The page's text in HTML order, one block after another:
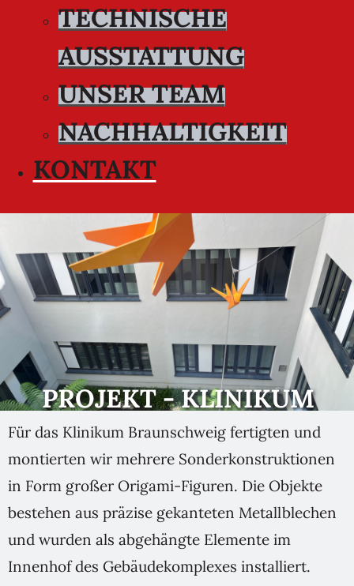
TECHNISCHE
AUSSTATTUNG
UNSER TEAM
NACHHALTIGKEIT
KONTAKT
PROJEKT - KLINIKUM
BRAUNSCHWEIG 2025
Für das Klinikum Braunschweig fertigten und
montierten wir mehrere Sonderkonstruktionen
in Form großer Origami-Figuren. Die Objekte
bestehen aus präzise gekanteten Metallblechen
und wurden als abgehängte Elemente im
Innenhof des Gebäudekomplexes installiert.